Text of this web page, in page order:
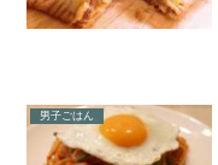
男子ごはん